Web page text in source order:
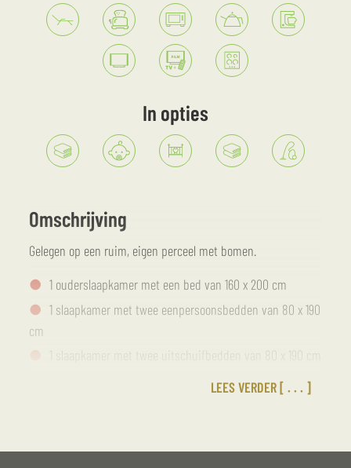
In opties
Omschrijving
Gelegen op een ruim, eigen perceel met bomen.
1 ouderslaapkamer met een bed van 160 x 200 cm
1 slaapkamer met twee eenpersoonsbedden van 80 x 190
cm
voor meer ruimte (mogelijkheid tot het plaatsen van een
LEES VERDER